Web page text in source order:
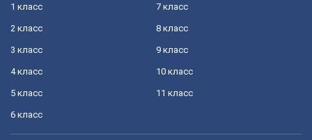
1 класс
2 класс
3 класс
4 класс
5 класс
6 класс
7 класс
8 класс
9 класс
10 класс
11 класс